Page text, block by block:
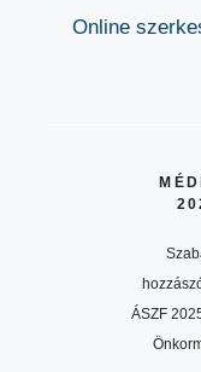
Online
ÁSZF